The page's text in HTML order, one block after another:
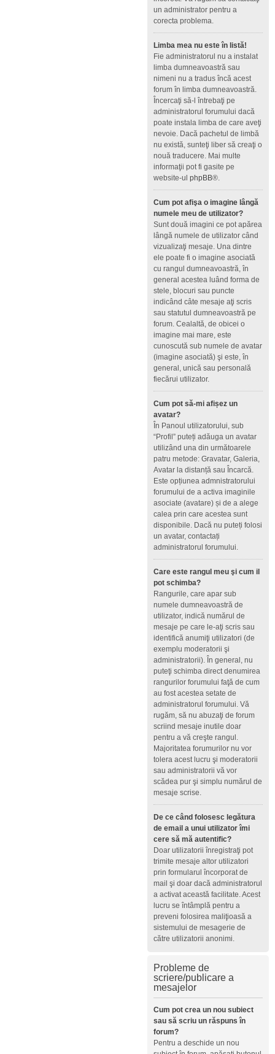
un administrator pentru a
corecta problema.
Limba mea nu este în listă!
Fie administratorul nu a instalat
limba dumneavoastră sau
nimeni nu a tradus încă acest
forum în limba dumneavoastră.
Încercaţi să-l întrebaţi pe
administratorul forumului dacă
poate instala limba de care aveţi
nevoie. Dacă pachetul de limbă
nu există, sunteţi liber să creaţi o
nouă traducere. Mai multe
informaţii pot fi gasite pe
website-ul phpBB®.
Cum pot afişa o imagine lângă
numele meu de utilizator?
Sunt două imagini ce pot apărea
lângă numele de utilizator când
vizualizaţi mesaje. Una dintre
ele poate fi o imagine asociată
cu rangul dumneavoastră, în
general acestea luând forma de
stele, blocuri sau puncte
indicând câte mesaje aţi scris
sau statutul dumneavoastră pe
forum. Cealaltă, de obicei o
imagine mai mare, este
cunoscută sub numele de avatar
(imagine asociată) şi este, în
general, unică sau personală
fiecărui utilizator.
Cum pot să-mi afișez un
avatar?
În Panoul utilizatorului, sub
“Profil” puteți adăuga un avatar
utilizând una din următoarele
patru metode: Gravatar, Galeria,
Avatar la distanță sau Încarcă.
Este opțiunea admnistratorului
forumului de a activa imaginile
asociate (avatare) și de a alege
calea prin care acestea sunt
disponibile. Dacă nu puteți folosi
un avatar, contactați
administratorul forumului.
Care este rangul meu şi cum il
pot schimba?
Rangurile, care apar sub
numele dumneavoastră de
utilizator, indică numărul de
mesaje pe care le-aţi scris sau
identifică anumiţi utilizatori (de
exemplu moderatorii şi
administratorii). În general, nu
puteţi schimba direct denumirea
rangurilor forumului faţă de cum
au fost acestea setate de
administratorul forumului. Vă
rugăm, să nu abuzaţi de forum
scriind mesaje inutile doar
pentru a vă creşte rangul.
Majoritatea forumurilor nu vor
tolera acest lucru şi moderatorii
sau administratorii vă vor
scădea pur şi simplu numărul de
mesaje scrise.
De ce când folosesc legătura
de email a unui utilizator îmi
cere să mă autentific?
Doar utilizatorii înregistraţi pot
trimite mesaje altor utilizatori
prin formularul încorporat de
mail şi doar dacă administratorul
a activat această facilitate. Acest
lucru se întâmplă pentru a
preveni folosirea maliţioasă a
sistemului de mesagerie de
către utilizatorii anonimi.
Probleme de
scriere/publicare a
mesajelor
Cum pot crea un nou subiect
sau să scriu un răspuns în
forum?
Pentru a deschide un nou